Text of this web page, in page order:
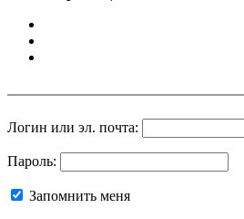
Логин или эл. почта:
Пароль:
Запомнить меня